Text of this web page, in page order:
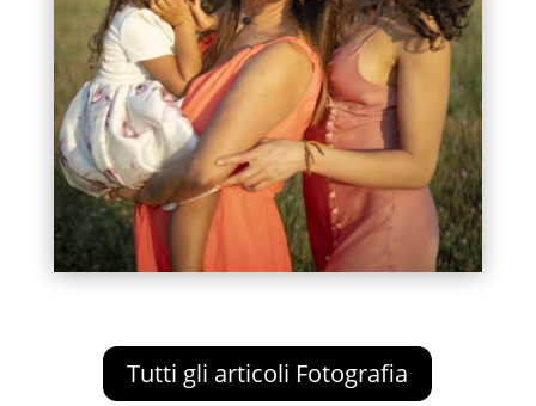
Tutti gli articoli Fotografia